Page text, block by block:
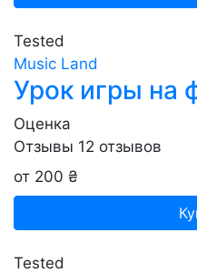
Tested
Music Land
Урок игры на
Оценка
Отзывы 12 отзывов
от 200 ₴
Tested